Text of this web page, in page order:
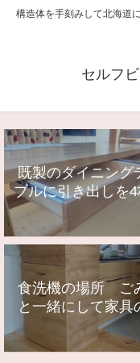
構造体を手刻みして北海道
セルフ
既製のダイニング
ブルに引き出しを4
後付けDIY
食洗機の場所 ご
と一緒にして家具
つになりました